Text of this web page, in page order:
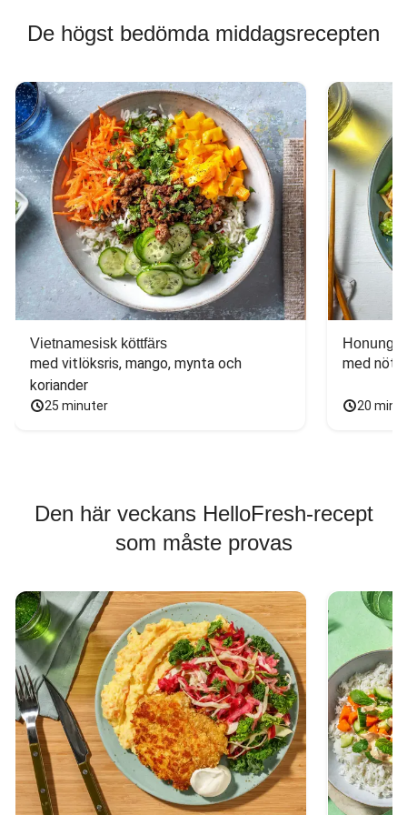
De högst bedömda middagsrecepten
Vietnamesisk köttfärs
med vitlöksris, mango, mynta och
koriander
25 minuter
med
20
Den här veckans HelloFresh-recept
som måste provas